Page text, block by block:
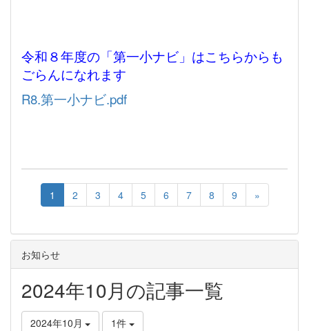
令和８年度の「第一小ナビ」はこちらからも
ごらんになれます
R8.第一小ナビ.pdf
1 2 3 4 5 6 7 8 9 »
お知らせ
2024年10月の記事一覧
2024年10月 1件